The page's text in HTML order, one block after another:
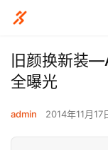
旧颜换新装
全曝光
admin 2014年11月17